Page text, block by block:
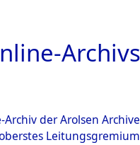
ARCHIVALE
der Arolsen